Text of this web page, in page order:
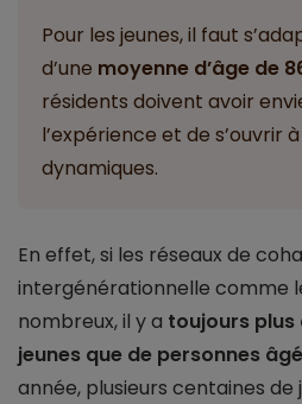
Pour les jeunes, il faut
d’une moyenne d’âge de
résidents doivent avoir
l’expérience et de s’ouvrir
dynamiques.
En effet, si les réseaux de
intergénérationnelle comme
nombreux, il y a toujours plus
jeunes que de personnes
année, plusieurs centaines